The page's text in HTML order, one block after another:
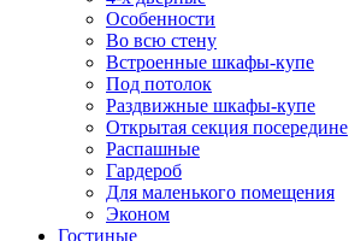
Особенности
Во всю стену
Встроенные шкафы-купе
Под потолок
Раздвижные шкафы-купе
Открытая секция посередине
Распашные
Гардероб
Для маленького помещения
Эконом
Гостиные